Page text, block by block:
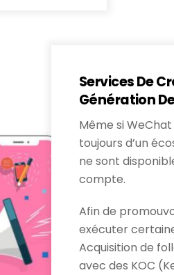
Services De
Génération
Même si
toujours d’un
ne sont
compte.
Afin de
exécuter
Acquisition de
avec des KOC